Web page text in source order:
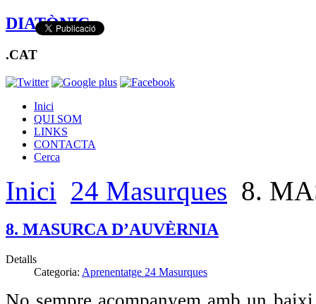
DIATÒNIC
.CAT
Inici
QUI SOM
LINKS
CONTACTA
Cerca
Inici 24 Masurques 8.
8. MASURCA D’AUVÈRNIA
Detalls
Categoria: Aprenentatge 24 Masurques